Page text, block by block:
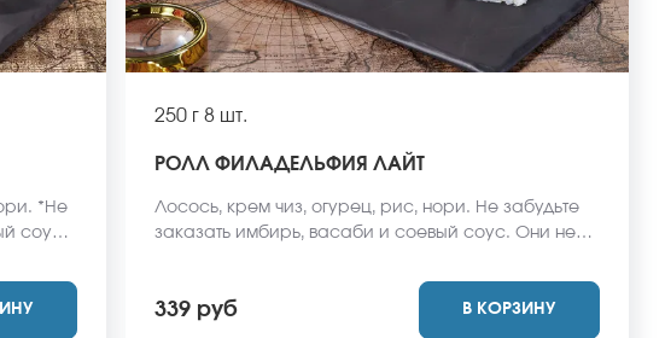
*Не
соус.
250 г8 шт.
РОЛЛ ФИЛАДЕЛЬФИЯ ЛАЙТ
Лосось, крем чиз, огурец, рис, нори. Не забудьте
заказать имбирь, васаби и соевый соус. Они не
может отличаться от фото на сайте.
339 руб В КОРЗИНУ